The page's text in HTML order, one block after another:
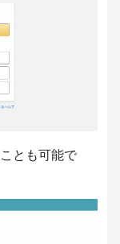
とも可能で